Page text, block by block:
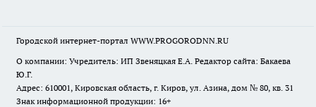
Городской интернет-портал WWW.PROGORODNN.RU
О компании: Учредитель: ИП Звеняцкая Е.А. Редактор сайта: Бакаева
Ю.Г.
Адрес: 610001, Кировская область, г. Киров, ул. Азина, дом № 80, кв. 31
Знак информационной продукции: 16+